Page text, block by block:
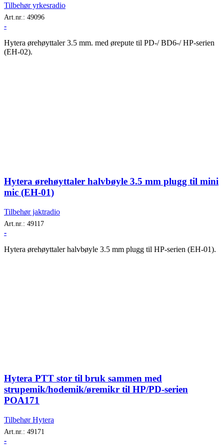
Tilbehør yrkesradio
Art.nr.: 49096
-
Hytera ørehøyttaler 3.5 mm. med ørepute til PD-/ BD6-/ HP-serien
(EH-02).
Hytera ørehøyttaler halvbøyle 3.5 mm plugg til mini
mic (EH-01)
Tilbehør jaktradio
Art.nr.: 49117
-
Hytera ørehøyttaler halvbøyle 3.5 mm plugg til HP-serien (EH-01).
Hytera PTT stor til bruk sammen med
strupemik/hodemik/øremikr til HP/PD-serien
POA171
Tilbehør Hytera
Art.nr.: 49171
-